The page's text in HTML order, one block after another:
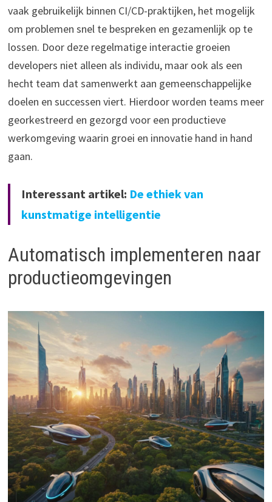
vaak gebruikelijk binnen CI/CD-praktijken, het mogelijk
om problemen snel te bespreken en gezamenlijk op te
lossen. Door deze regelmatige interactie groeien
developers niet alleen als individu, maar ook als een
hecht team dat samenwerkt aan gemeenschappelijke
doelen en successen viert. Hierdoor worden teams meer
georkestreerd en gezorgd voor een productieve
werkomgeving waarin groei en innovatie hand in hand
gaan.
Interessant artikel: De ethiek van
kunstmatige intelligentie
Automatisch implementeren naar
productieomgevingen